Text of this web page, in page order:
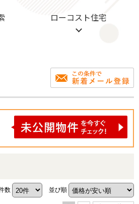
ローコスト住宅
数 並び順